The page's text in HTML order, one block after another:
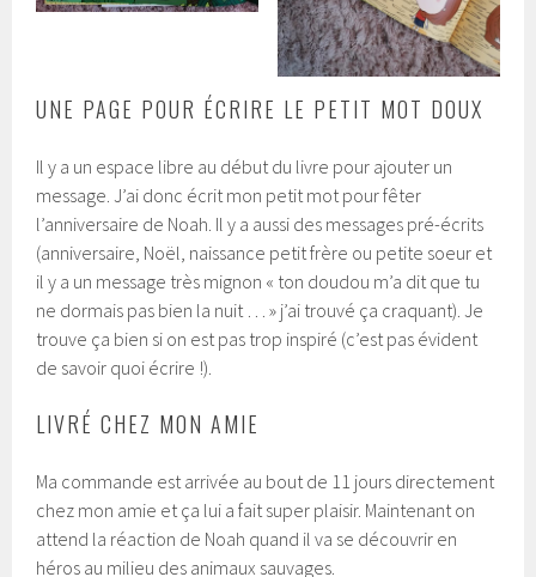
UNE PAGE POUR ÉCRIRE LE PETIT MOT DOUX
Il y a un espace libre au début du livre pour ajouter un
message. J’ai donc écrit mon petit mot pour fêter
l’anniversaire de Noah. Il y a aussi des messages pré-écrits
(anniversaire, Noël, naissance petit frère ou petite soeur et
il y a un message très mignon « ton doudou m’a dit que tu
ne dormais pas bien la nuit … » j’ai trouvé ça craquant). Je
trouve ça bien si on est pas trop inspiré (c’est pas évident
de savoir quoi écrire !).
LIVRÉ CHEZ MON AMIE
Ma commande est arrivée au bout de 11 jours directement
chez mon amie et ça lui a fait super plaisir. Maintenant on
attend la réaction de Noah quand il va se découvrir en
héros au milieu des animaux sauvages.